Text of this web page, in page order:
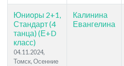
Юниоры 2+1,
Стандарт (4
танца) (Е+D
класс)
04.11.2024,
Томск, Осенние
Калинина
Евангелина